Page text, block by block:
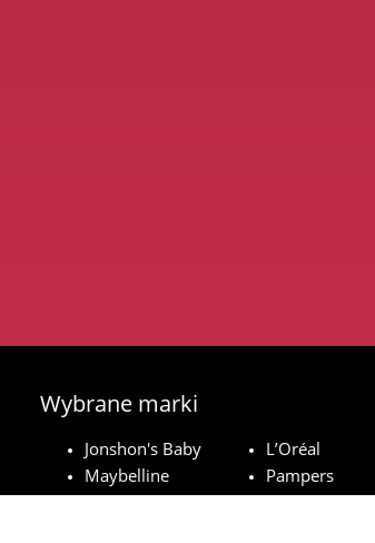
Wybrane marki
Jonshon's Baby
L’Oréal
Maybelline
Pampers
Royal Canin